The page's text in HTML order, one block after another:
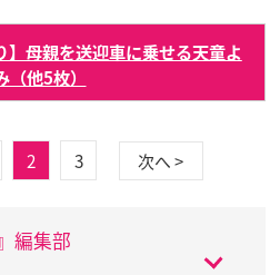
】母親を送迎車に乗せる天童よ
（他5枚）
2 3 次へ >
編集部